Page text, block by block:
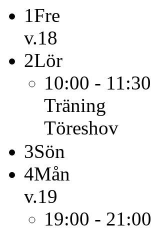
1Fre
v.18
2Lör
10:00 - 11:30
Träning
Töreshov
3Sön
4Mån
v.19
19:00 - 21:00